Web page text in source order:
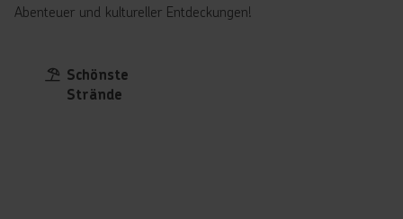
Abenteuer und kultureller Entdeckungen!
Schönste
Strände